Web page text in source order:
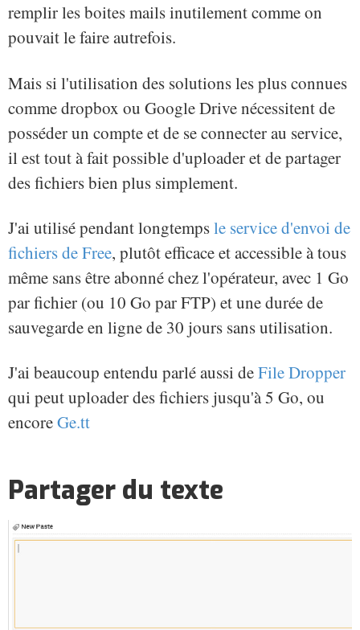
remplir les boites mails inutilement comme on
pouvait le faire autrefois.
Mais si l'utilisation des solutions les plus connues
comme dropbox ou Google Drive nécessitent de
posséder un compte et de se connecter au service,
il est tout à fait possible d'uploader et de partager
des fichiers bien plus simplement.
J'ai utilisé pendant longtempsle service d'envoi de
fichiers de Free, plutôt efficace et accessible à tous
même sans être abonné chez l'opérateur, avec 1 Go
par fichier (ou 10 Go par FTP) et une durée de
sauvegarde en ligne de 30 jours sans utilisation.
J'ai beaucoup entendu parlé aussi deFile Dropper
qui peut uploader des fichiers jusqu'à 5 Go, ou
encoreGe.tt
Partager du texte